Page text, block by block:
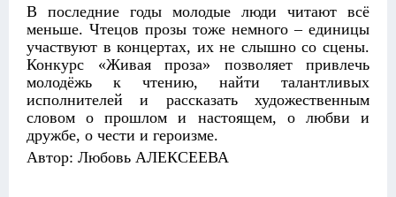
В последние годы молодые люди читают всё
меньше. Чтецов прозы тоже немного – единицы
участвуют в концертах, их не слышно со сцены.
Конкурс «Живая проза» позволяет привлечь
молодёжь к чтению, найти талантливых
исполнителей и рассказать художественным
словом о прошлом и настоящем, о любви и
дружбе, о чести и героизме.
Автор: Любовь АЛЕКСЕЕВА